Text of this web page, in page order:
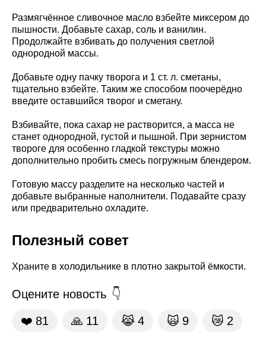
Размягчённое сливочное масло взбейте миксером до
пышности. Добавьте сахар, соль и ванилин.
Продолжайте взбивать до получения светлой
однородной массы.
Добавьте одну пачку творога и 1 ст. л. сметаны,
тщательно взбейте. Таким же способом поочерёдно
введите оставшийся творог и сметану.
Взбивайте, пока сахар не растворится, а масса не
станет однородной, густой и пышной. При зернистом
твороге для особенно гладкой текстуры можно
дополнительно пробить смесь погружным блендером.
Готовую массу разделите на несколько частей и
добавьте выбранные наполнители. Подавайте сразу
или предварительно охладите.
Полезный совет
Храните в холодильнике в плотно закрытой ёмкости.
Оцените новость
❤️ 81 🙏 11 😹 4 🙀 9 😿 2